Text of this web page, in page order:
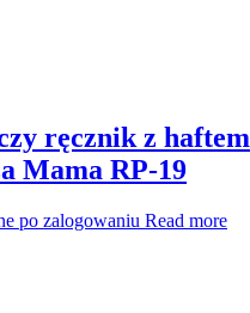
ręcznik z haftem
Mama RP-19
po zalogowaniu Read more